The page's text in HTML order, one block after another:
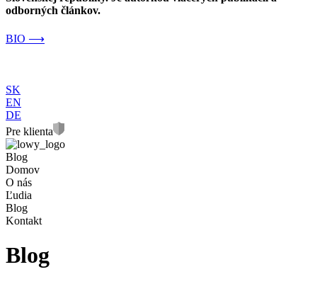
odborných článkov.
BIO ⟶
SK
EN
DE
Pre klienta
Blog
Domov
O nás
Ľudia
Blog
Kontakt
Blog